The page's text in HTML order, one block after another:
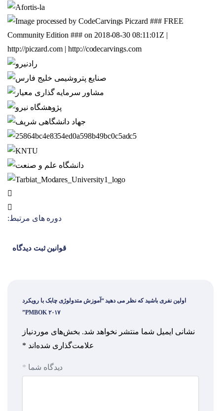
دوره های مرتبط:
قوانین ثبت دیدگاه
اولین نفری باشید که نظر می دهید “آموزش متدولوژی چابک با رویکرد
PMBOK ۲۰۱۷”
نشانی ایمیل شما منتشر نخواهد شد. بخش‌های موردنیاز
علامت‌گذاری شده‌اند *
دیدگاه شما *